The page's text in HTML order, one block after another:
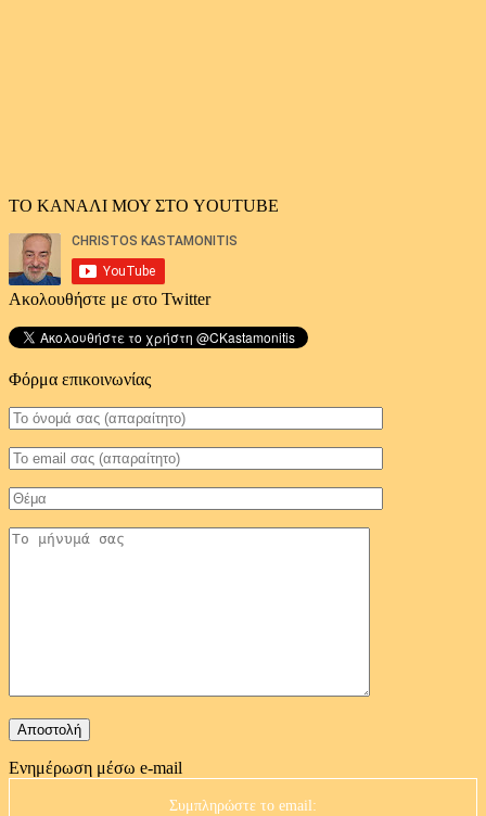
ΤΟ ΚΑΝΑΛΙ ΜΟΥ ΣΤΟ YOUTUBE
Ακολουθήστε με στο Twitter
Φόρμα επικοινωνίας
Ενημέρωση μέσω e-mail
Συμπληρώστε το email: